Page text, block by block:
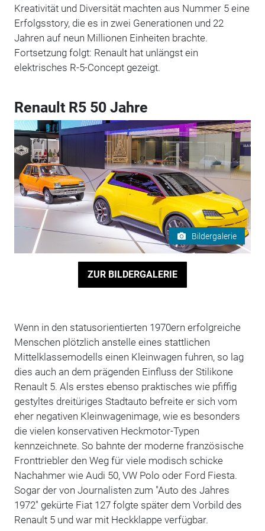
Kreativität und Diversität machten aus Nummer 5 eine
Erfolgsstory, die es in zwei Generationen und 22
Jahren auf neun Millionen Einheiten brachte.
Fortsetzung folgt: Renault hat unlängst ein
elektrisches R-5-Concept gezeigt.
Renault R5 50 Jahre
Bildergalerie
ZUR BILDERGALERIE
Wenn in den statusorientierten 1970ern erfolgreiche
Menschen plötzlich anstelle eines stattlichen
Mittelklassemodells einen Kleinwagen fuhren, so lag
dies auch an dem prägenden Einfluss der Stilikone
Renault 5. Als erstes ebenso praktisches wie pfiffig
gestyltes dreitüriges Stadtauto befreite er sich vom
eher negativen Kleinwagenimage, wie es besonders
die vielen konservativen Heckmotor-Typen
kennzeichnete. So bahnte der moderne französische
Fronttriebler den Weg für viele modisch schicke
Nachahmer wie Audi 50, VW Polo oder Ford Fiesta.
Sogar der von Journalisten zum "Auto des Jahres
1972" gekürte Fiat 127 folgte später dem Vorbild des
Renault 5 und war mit Heckklappe verfügbar.